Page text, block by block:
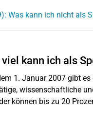
Was kann ich nicht als
viel kann ich als
1. Januar 2007 gibt
wissenschaftliche
können bis zu 20